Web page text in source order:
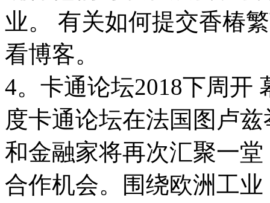
业。 有关如何提交香椿
看博客。
4。卡通论坛2018下周开
度卡通论坛在法国图卢
和金融家将再次汇聚一
合作机会。围绕欧洲工